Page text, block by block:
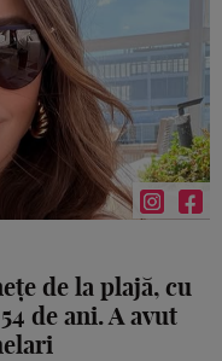
de la plajă, cu
de ani. A avut